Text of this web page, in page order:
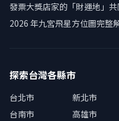
發票大獎店家的「財運地」
2026 年九宮飛星方位圖完整
探索台灣各縣市
台北市 新北市
台南市
高雄市